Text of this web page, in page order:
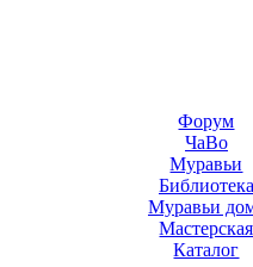
Форум
ЧаВо
Муравьи
Библиотека
Муравьи
Мастерская
Каталог